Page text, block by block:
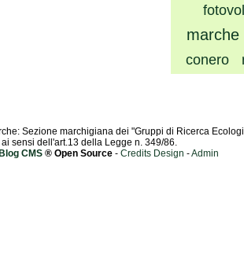
marche
conero
Sezione marchigiana dei "Gruppi di Ricerca
sensi dell'art.13 della Legge n. 349/86.
CMS ® Open Source - Credits Design -Admin